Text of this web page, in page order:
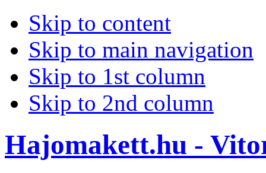
Skip to content
Skip to main navigation
Skip to 1st column
Skip to 2nd column
Hajomakett.hu -